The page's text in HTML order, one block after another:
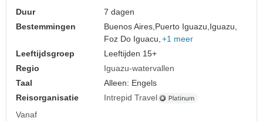
Duur
7 dagen
Bestemmingen
Buenos Aires, Puerto Iguazu, Iguazu,
Foz Do Iguacu, +1 meer
Leeftijdsgroep
Leeftijden 15+
Regio
Iguazu-watervallen
Taal
Alleen: Engels
Reisorganisatie
Intrepid Travel
Vanaf